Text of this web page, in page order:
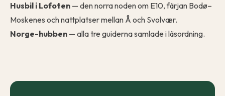
Husbil i Lofoten — den norra noden om E10, färjan Bodø–
Moskenes och nattplatser mellan Å och Svolvær.
Norge-hubben — alla tre guiderna samlade i läsordning.